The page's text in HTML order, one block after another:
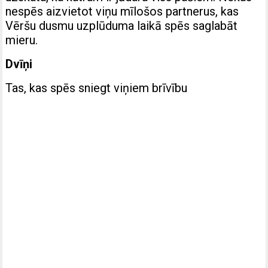
nespēs aizvietot viņu mīlošos partnerus, kas
Vēršu dusmu uzplūduma laikā spēs saglabāt
mieru.
Dvīņi
Tas, kas spēs sniegt viņiem brīvību